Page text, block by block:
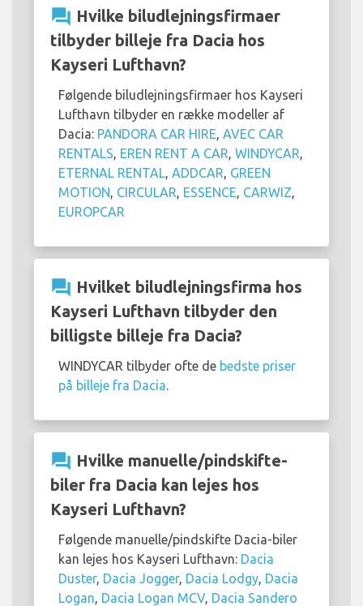
question_answer Hvilke biludlejningsfirmaer
tilbyder billeje fra Dacia hos
Kayseri Lufthavn?
Følgende biludlejningsfirmaer hos Kayseri
Lufthavn tilbyder en række modeller af
Dacia: PANDORA CAR HIRE AVEC CAR
RENTALS EREN RENT A CAR WINDYCAR
ETERNAL RENTAL
ADDCAR GREEN
MOTION CIRCULAR ESSENCE CARWIZ
EUROPCAR
question_answer Hvilket biludlejningsfirma hos
Kayseri Lufthavn tilbyder den
billigste billeje fra Dacia?
WINDYCAR tilbyder ofte de bedste priser
på billeje fra Dacia
question_answer Hvilke manuelle/pindskifte-
biler fra Dacia kan lejes hos
Kayseri Lufthavn?
Følgende manuelle/pindskifte Dacia-biler
kan lejes hos Kayseri Lufthavn: Dacia
Duster, Dacia Jogger, Dacia Lodgy Dacia
Logan Dacia Logan MCV, Dacia Sandero